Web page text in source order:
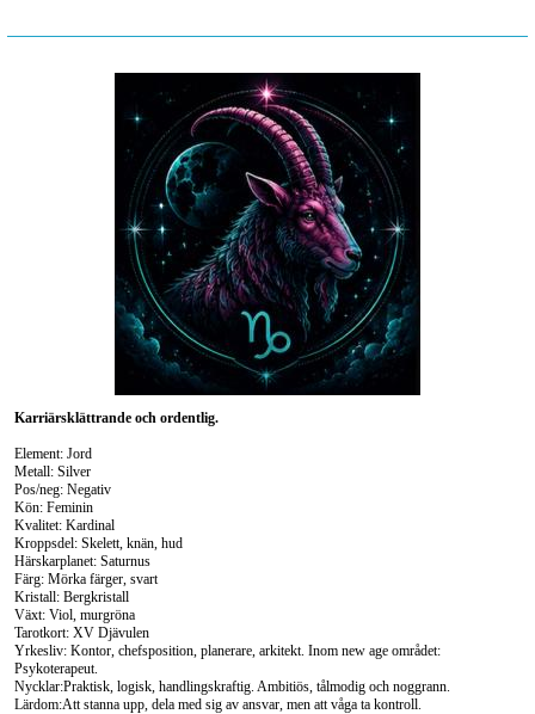
Karriärsklättrande och ordentlig.
Element: Jord
Metall: Silver
Pos/neg: Negativ
Kön: Feminin
Kvalitet: Kardinal
Kroppsdel: Skelett, knän, hud
Härskarplanet: Saturnus
Färg: Mörka färger, svart
Kristall: Bergkristall
Växt: Viol, murgröna
Tarotkort: XV Djävulen
Yrkesliv: Kontor, chefsposition, planerare, arkitekt. Inom new age området:
Psykoterapeut.
Nycklar:Praktisk, logisk, handlingskraftig. Ambitiös, tålmodig och noggrann.
Lärdom:Att stanna upp, dela med sig av ansvar, men att våga ta kontroll.